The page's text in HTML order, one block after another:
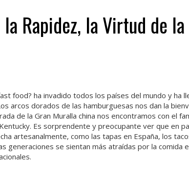
Rapidez, la Virtud de
food? ha invadido todos los países del mundo y ha
arcos dorados de las hamburguesas nos dan la
de la Gran Muralla china nos encontramos con el
Es sorprendente y preocupante ver que en
artesanalmente, como las tapas en España, los
generaciones se sientan más atraídas por la comida